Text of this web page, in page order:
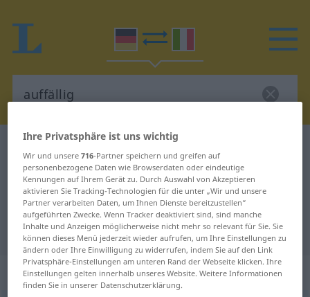
Deutsch-Italienisch Wörterbuch
Deutsch-Italienisch Übersetzung
für "auffällig"
"auffällig" Italienisch Übersetzung
„auffällig“: Adjektiv
Ihre Privatsphäre ist uns wichtig
Wir und unsere716-Partner speichern und greifen auf
personenbezogene Daten wie Browserdaten oder eindeutige
Kennungen auf Ihrem Gerät zu. Durch Auswahl von Akzeptieren
aktivieren Sie Tracking-Technologien für die unter „Wir und unsere
Partner verarbeiten Daten, um Ihnen Dienste bereitzustellen“
aufgeführten Zwecke. Wenn Tracker deaktiviert sind, sind manche
Inhalte und Anzeigen möglicherweise nicht mehr so relevant für Sie. Sie
können dieses Menü jederzeit wieder aufrufen, um Ihre Einstellungen zu
ändern oder Ihre Einwilligung zu widerrufen, indem Sie auf den Link
Privatsphäre-Einstellungen am unteren Rand der Webseite klicken. Ihre
Einstellungen gelten innerhalb unseres Website. Weitere Informationen
finden Sie in unserer Datenschutzerklärung.